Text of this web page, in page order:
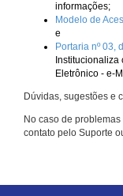
informações;
Modelo de
e
Portaria nº 03,
Eletrônico - e-
Dúvidas, sugestões e
No caso de
contato pelo Suporte